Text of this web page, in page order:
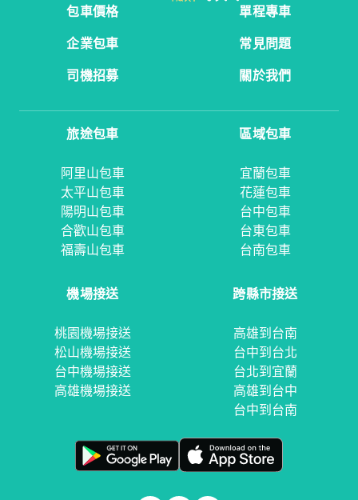
包車價格
單程專車
企業包車
常見問題
司機招募
關於我們
旅途包車
阿里山包車
太平山包車
陽明山包車
合歡山包車
福壽山包車
區域包車
宜蘭包車
花蓮包車
台中包車
台東包車
台南包車
機場接送
桃園機場接送
松山機場接送
台中機場接送
高雄機場接送
跨縣市接送
高雄到台南
台中到台北
台北到宜蘭
高雄到台中
台中到台南